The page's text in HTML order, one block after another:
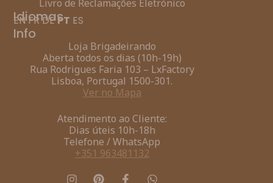
Livro de Reclamações Eletrónico
Idiomas
EN FR DEPT ES
Info
Loja Brigadeirando
Aberta todos os dias (10h-19h)
Rua Rodrigues Faria 103 – LxFactory
Lisboa, Portugal 1500-301.
Ver no Mapa
Atendimento ao Cliente:
Dias úteis 10h-18h
Telefone / WhatsApp
+351 963481132